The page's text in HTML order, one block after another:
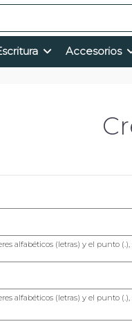
Accesorios
alfabéticos (letras) y el punto
alfabéticos (letras) y el punto